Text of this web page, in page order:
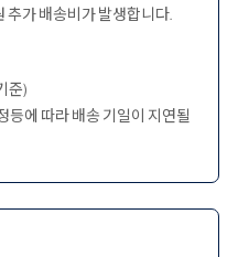
추가 배송비가 발생합니다.
준)
등에 따라 배송 기일이 지연될